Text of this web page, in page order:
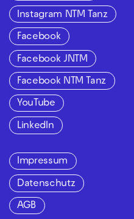
Instagram NTM Tanz
Facebook
Facebook JNTM
Facebook NTM Tanz
YouTube
LinkedIn
Impressum
Datenschutz
AGB